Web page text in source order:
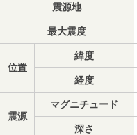
震源地
最大震度
位置
緯度
経度
震源
マグニチュード
深さ